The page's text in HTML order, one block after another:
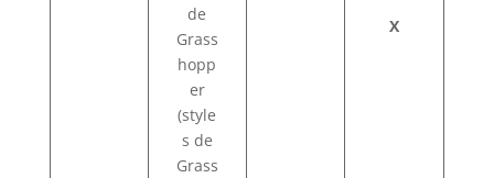
de
Grass
hopp
er
(style
s de
Grass
X